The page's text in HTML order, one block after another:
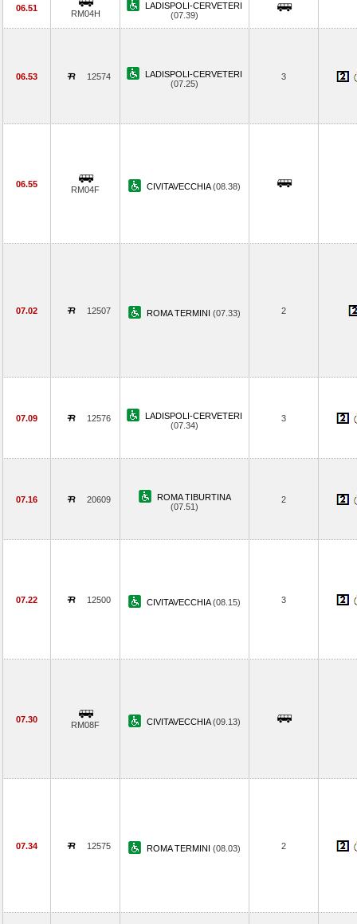
06.51
RM04H
LADISPOLI-CERVETERI
(07.39)
06.53 12574
LADISPOLI-CERVETERI
(07.25)
3
06.55
RM04F CIVITAVECCHIA(08.38)
07.02 12507 ROMA TERMINI (07.33) 2
07.09 12576
LADISPOLI-CERVETERI
(07.34)
3
07.16 20609
ROMA TIBURTINA
(07.51)
2
07.22 12500 CIVITAVECCHIA(08.15) 3
07.30
RM08F CIVITAVECCHIA(09.13)
07.34 12575 ROMA TERMINI (08.03) 2